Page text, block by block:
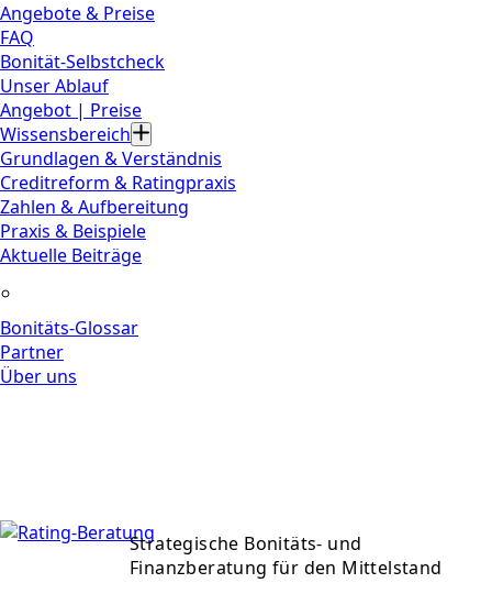
Angebote & Preise
FAQ
Bonität-Selbstcheck
Unser Ablauf
Angebot | Preise
Wissensbereich
Grundlagen & Verständnis
Creditreform & Ratingpraxis
Zahlen & Aufbereitung
Praxis & Beispiele
Aktuelle Beiträge
Bonitäts-Glossar
Partner
Über uns
Strategische Bonitäts- und
Finanzberatung für den Mittelstand